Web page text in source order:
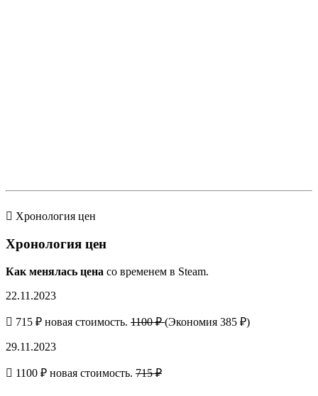
Хронология цен
Хронология цен
Как менялась цена со временем в Steam.
22.11.2023
715 ₽ новая стоимость. 1100 ₽(Экономия 385 ₽)
29.11.2023
1100 ₽ новая стоимость. 715 ₽